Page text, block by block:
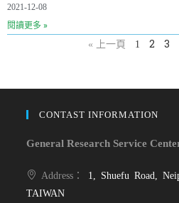
2021-12-08
閱讀更多 »
« 上一頁 1 2 3
CONTAST INFORMATION
General Research Service
Address：
1, Shuefu Road,
TAIWAN